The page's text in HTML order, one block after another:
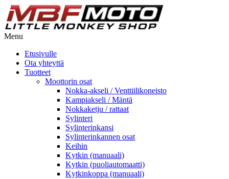
Menu
Etusivulle
Ota yhteyttä
Tuotteet
Moottorin osat
Nokka-akseli / Venttiilikoneisto
Kampiakseli / Mäntä
Nokkaketju / rattaat
Sylinteri
Sylinterinkansi
Sylinterinkannen osat
Keihin
Kytkin (manuaali)
Kytkin (puoliautomaatti)
Kytkinkoppa (manuaali)